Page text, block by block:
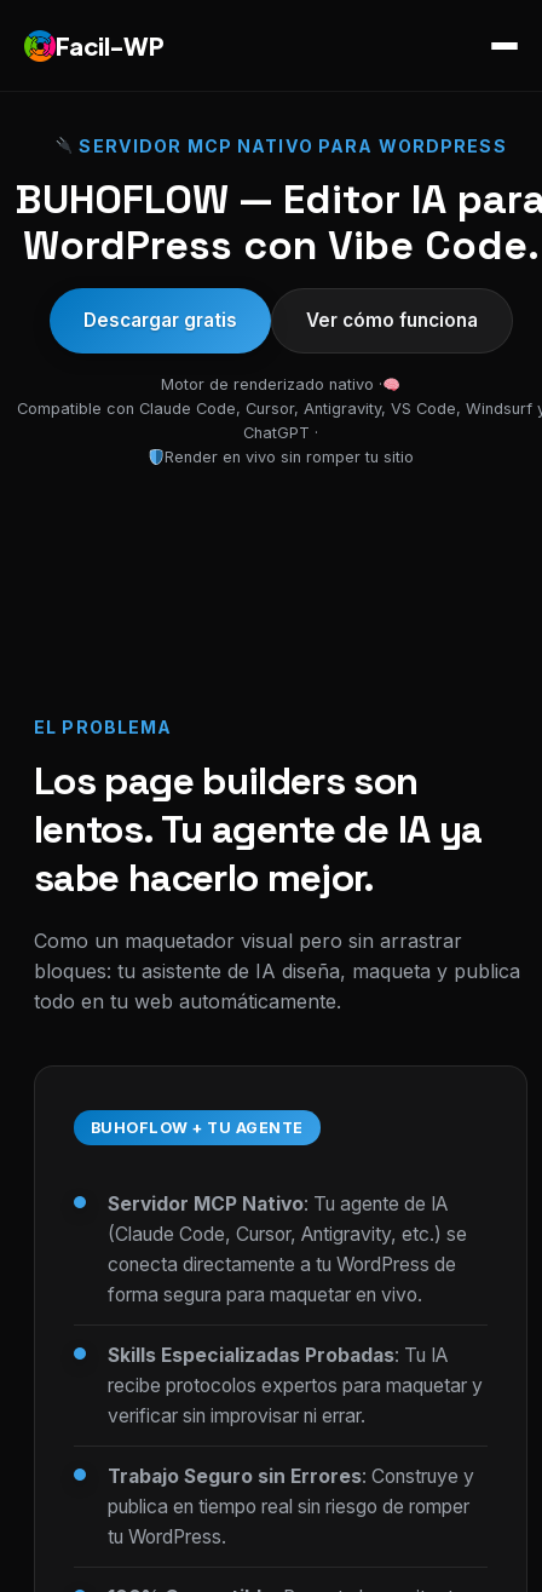
Facil-WP
SERVIDOR MCP NATIVO PARA WORDPRESS
BUHOFLOW — Editor IA
WordPress con Vibe Code.
Descargar gratis Ver cómo funciona
Motor de renderizado nativo ·
Compatible con Claude Code, Cursor, Antigravity, VS Code, Windsurf
ChatGPT ·
Render en vivo sin romper tu sitio
EL PROBLEMA
Los page builders son
lentos. Tu agente de IA ya
sabe hacerlo mejor.
Como un maquetador visual pero sin arrastrar
bloques: tu asistente de IA diseña, maqueta y publica
todo en tu web automáticamente.
BUHOFLOW + TU AGENTE
Servidor MCP Nativo: Tu agente de IA
(Claude Code, Cursor, Antigravity, etc.) se
conecta directamente a tu WordPress de
forma segura para maquetar en vivo.
Skills Especializadas Probadas: Tu IA
recibe protocolos expertos para maquetar y
verificar sin improvisar ni errar.
Trabajo Seguro sin Errores: Construye y
publica en tiempo real sin riesgo de romper
tu WordPress.